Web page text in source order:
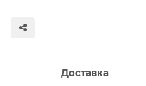
Доставка